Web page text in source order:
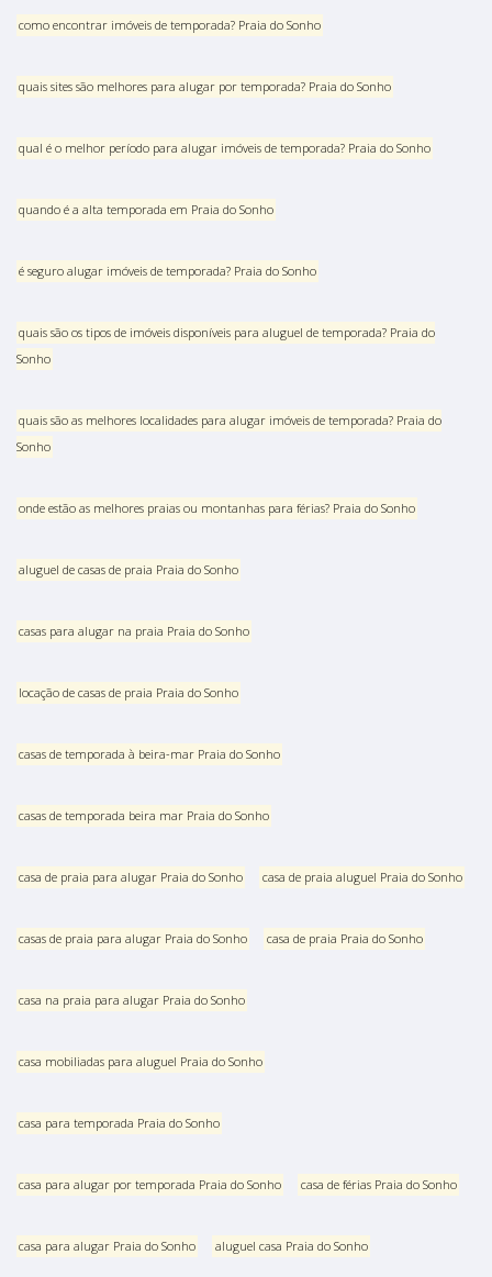
como encontrar imóveis de temporada? Praia do Sonho
quais sites são melhores para alugar por temporada? Praia do Sonho
qual é o melhor período para alugar imóveis de temporada? Praia do Sonho
quando é a alta temporada em Praia do Sonho
é seguro alugar imóveis de temporada? Praia do Sonho
quais são os tipos de imóveis disponíveis para aluguel de temporada? Praia do
Sonho
quais são as melhores localidades para alugar imóveis de temporada? Praia do
Sonho
onde estão as melhores praias ou montanhas para férias? Praia do Sonho
aluguel de casas de praia Praia do Sonho
casas para alugar na praia Praia do Sonho
locação de casas de praia Praia do Sonho
casas de temporada à beira-mar Praia do Sonho
casas de temporada beira mar Praia do Sonho
casa de praia para alugar Praia do Sonho casa de praia aluguel Praia do Sonho
casas de praia para alugar Praia do Sonho casa de praia Praia do Sonho
casa na praia para alugar Praia do Sonho
casa mobiliadas para aluguel Praia do Sonho
casa para temporada Praia do Sonho
casa para alugar por temporada Praia do Sonho casa de férias Praia do Sonho
casa para alugar Praia do Sonho aluguel casa Praia do Sonho